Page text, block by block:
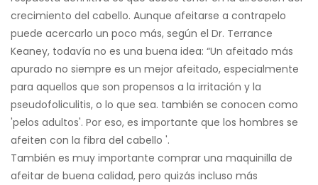
crecimiento del cabello. Aunque afeitarse a contrapelo
puede acercarlo un poco más, según el Dr. Terrance
Keaney, todavía no es una buena idea: “Un afeitado más
apurado no siempre es un mejor afeitado, especialmente
para aquellos que son propensos a la irritación y la
pseudofoliculitis, o lo que sea. también se conocen como
'pelos adultos'. Por eso, es importante que los hombres se
afeiten con la fibra del cabello '.
También es muy importante comprar una maquinilla de
afeitar de buena calidad, pero quizás incluso más